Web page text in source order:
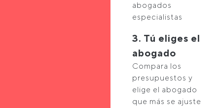
abogados
especialistas
3. Tú eliges el
abogado
Compara los
presupuestos y
elige el abogado
que más se ajuste